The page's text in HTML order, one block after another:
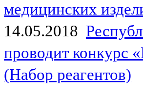
медицинских
14.05.2018
проводит конкурс
(Набор реагентов)